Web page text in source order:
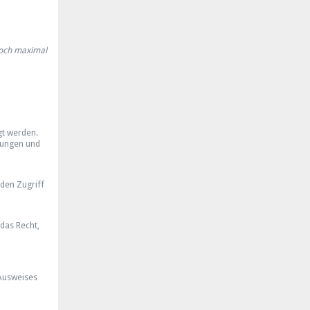
maximal
werden.
und
Zugriff
Recht,